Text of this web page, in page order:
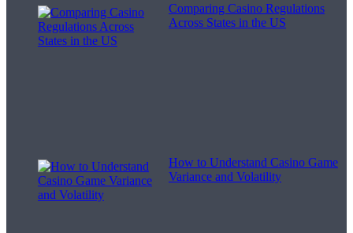
Comparing Casino Regulations
Across States in the US
How to Understand Casino Game
Variance and Volatility